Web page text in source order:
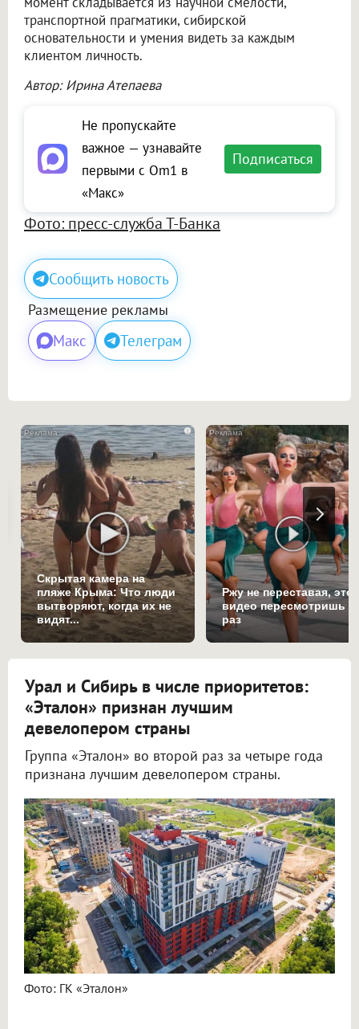
транспортной прагматики, сибирской
основательности и умения видеть за каждым
клиентом личность.
Автор: Ирина Атепаева
Не пропускайте
важное — узнавайте
первыми с Om1 в
«Макс»
Подписаться
Фото: пресс-служба Т-Банка
Сообщить новость
Размещение рекламы
Макс Телеграм
i
Скрытая камера на
пляже Крыма: Что люди
вытворяют, когда их не
видят...
Ржу не переставая, это
видео пересмотришь
раз
Урал и Сибирь в числе приоритетов:
«Эталон» признан лучшим
девелопером страны
Группа «Эталон» во второй раз за четыре года
признана лучшим девелопером страны.
Фото: ГК «Эталон»